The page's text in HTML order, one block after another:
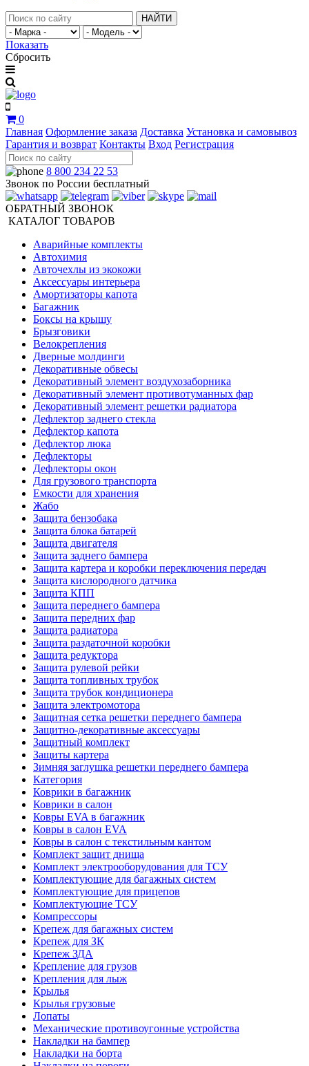
НАЙТИ
Показать
Сбросить
0
Главная Оформление заказа Доставка Установка и самовывоз
Гарантия и возврат Контакты Вход Регистрация
8 800 234 22 53
Звонок по России бесплатный
ОБРАТНЫЙ ЗВОНОК
КАТАЛОГ ТОВАРОВ
Аварийные комплекты
Автохимия
Авточехлы из экокожи
Аксессуары интерьера
Амортизаторы капота
Багажник
Боксы на крышу
Брызговики
Велокрепления
Дверные молдинги
Декоративные обвесы
Декоративный элемент воздухозаборника
Декоративный элемент противотуманных фар
Декоративный элемент решетки радиатора
Дефлектор заднего стекла
Дефлектор капота
Дефлектор люка
Дефлекторы
Дефлекторы окон
Для грузового транспорта
Емкости для хранения
Жабо
Защита бензобака
Защита блока батарей
Защита двигателя
Защита заднего бампера
Защита картера и коробки переключения передач
Защита кислородного датчика
Защита КПП
Защита переднего бампера
Защита передних фар
Защита радиатора
Защита раздаточной коробки
Защита редуктора
Защита рулевой рейки
Защита топливных трубок
Защита трубок кондиционера
Защита электромотора
Защитная сетка решетки переднего бампера
Защитно-декоративные аксессуары
Защитный комплект
Защиты картера
Зимняя заглушка решетки переднего бампера
Категория
Коврики в багажник
Коврики в салон
Ковры EVA в багажник
Ковры в салон EVA
Ковры в салон с текстильным кантом
Комплект защит днища
Комплект электрооборудования для ТСУ
Комплектующие для багажных систем
Комплектующие для прицепов
Комплектующие ТСУ
Компрессоры
Крепеж для багажных систем
Крепеж для ЗК
Крепеж ЗДА
Крепление для грузов
Крепления для лыж
Крылья
Крылья грузовые
Лопаты
Механические противоугонные устройства
Накладки на бампер
Накладки на борта